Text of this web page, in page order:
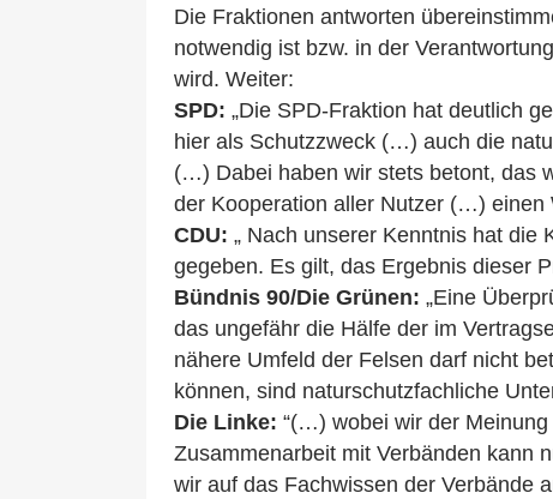
Die Fraktionen antworten
notwendig ist bzw. in der
wird. Weiter:
SPD: „Die SPD-Fraktion hat deutlich
hier als Schutzzweck (…) auch die
(…) Dabei haben wir stets betont, das
der Kooperation aller Nutzer (…)
CDU: „ Nach unserer Kenntnis hat
gegeben. Es gilt, das Ergebnis dieser
Bündnis 90/Die Grünen: „Eine
das ungefähr die Hälfe der im
nähere Umfeld der Felsen darf nicht
können, sind naturschutzfachliche
Die Linke: “(…) wobei wir der
Zusammenarbeit mit Verbänden kann
wir auf das Fachwissen der Verbände